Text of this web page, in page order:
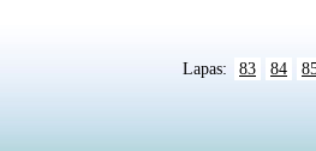
Lapas: 83 84